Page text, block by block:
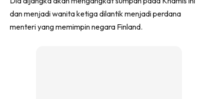
dan menjadi wanita ketiga dilantik menjadi perdana
menteri yang memimpin negara Finland.